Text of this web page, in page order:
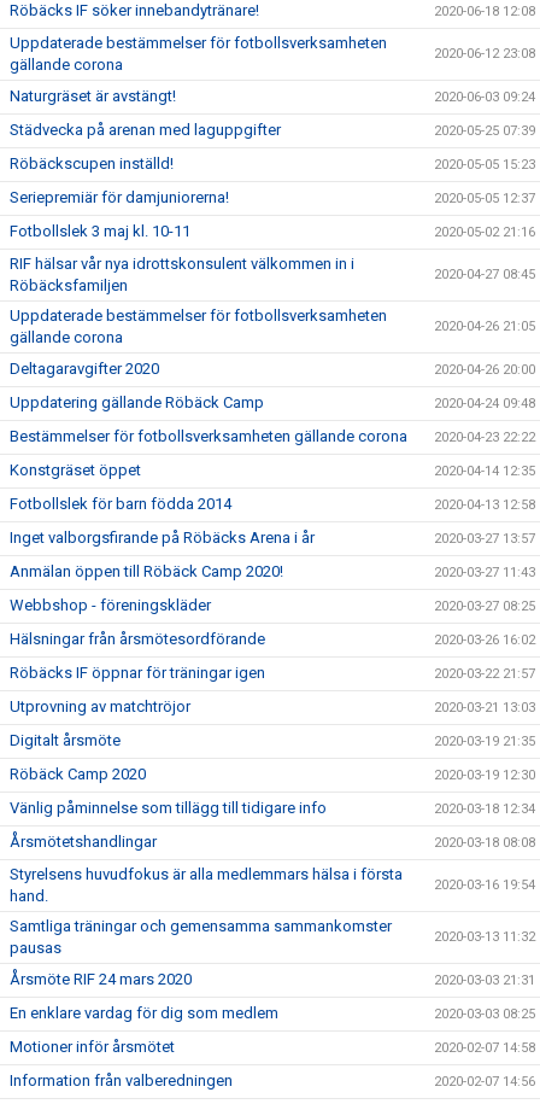
Röbäcks IF söker innebandytränare! 2020-06-18 12:08
Uppdaterade bestämmelser för fotbollsverksamheten
gällande corona
2020-06-12 23:08
Naturgräset är avstängt! 2020-06-03 09:24
Städvecka på arenan med laguppgifter 2020-05-25 07:39
Röbäckscupen inställd! 2020-05-05 15:23
Seriepremiär för damjuniorerna! 2020-05-05 12:37
Fotbollslek 3 maj kl. 10-11 2020-05-02 21:16
RIF hälsar vår nya idrottskonsulent välkommen in i
Röbäcksfamiljen
2020-04-27 08:45
Uppdaterade bestämmelser för fotbollsverksamheten
gällande corona
2020-04-26 21:05
Deltagaravgifter 2020 2020-04-26 20:00
Uppdatering gällande Röbäck Camp 2020-04-24 09:48
Bestämmelser för fotbollsverksamheten gällande corona 2020-04-23 22:22
Konstgräset öppet 2020-04-14 12:35
Fotbollslek för barn födda 2014 2020-04-13 12:58
Inget valborgsfirande på Röbäcks Arena i år 2020-03-27 13:57
Anmälan öppen till Röbäck Camp 2020! 2020-03-27 11:43
Webbshop - föreningskläder 2020-03-27 08:25
Hälsningar från årsmötesordförande 2020-03-26 16:02
Röbäcks IF öppnar för träningar igen 2020-03-22 21:57
Utprovning av matchtröjor 2020-03-21 13:03
Digitalt årsmöte 2020-03-19 21:35
Röbäck Camp 2020 2020-03-19 12:30
Vänlig påminnelse som tillägg till tidigare info 2020-03-18 12:34
Årsmötetshandlingar 2020-03-18 08:08
Styrelsens huvudfokus är alla medlemmars hälsa i första
hand.
2020-03-16 19:54
Samtliga träningar och gemensamma sammankomster
pausas
2020-03-13 11:32
Årsmöte RIF 24 mars 2020 2020-03-03 21:31
En enklare vardag för dig som medlem 2020-03-03 08:25
Motioner inför årsmötet 2020-02-07 14:58
Information från valberedningen 2020-02-07 14:56